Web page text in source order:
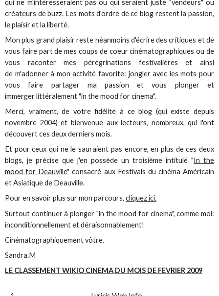
qui ne m'intéresseraient pas ou qui seraient juste "vendeurs" ou
créateurs de buzz. Les mots d'ordre de ce blog restent la passion,
le plaisir et la liberté.
Mon plus grand plaisir reste néanmoins d'écrire des critiques et de
vous faire part de mes coups de coeur cinématographiques ou de
vous raconter mes pérégrinations festivalières et ainsi
de m'adonner à mon activité favorite: jongler avec les mots pour
vous faire partager ma passion et vous plonger et
immerger littéralement "in the mood for cinema".
Merci, vraiment, de votre fidélité à ce blog (qui existe depuis
novembre 2004) et bienvenue aux lecteurs, nombreux, qui l'ont
découvert ces deux derniers mois.
Et pour ceux qui ne le sauraient pas encore, en plus de ces deux
blogs, je précise que j'en possède un troisième intitulé "In the
mood for Deauville" consacré aux Festivals du cinéma Américain
et Asiatique de Deauville.
Pour en savoir plus sur mon parcours,cliquez ici.
Surtout continuer à plonger "in the mood for cinema", comme moi:
inconditionnellement et déraisonnablement!
Cinématographiquement vôtre.
Sandra.M
LE CLASSEMENT WIKIO CINEMA DU MOIS DE FEVRIER 2009